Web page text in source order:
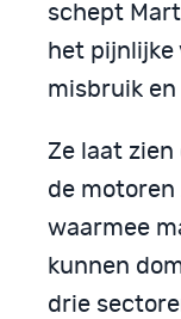
schept
het pijnlijke
misbruik
Ze laat
de motoren
waarmee
kunnen
drie